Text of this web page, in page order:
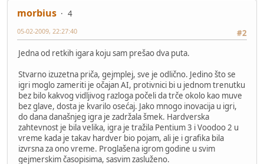
morbius
4
#2
05-02-2009, 22:27:40
Jedna od retkih igara koju sam prešao dva puta.
Stvarno izuzetna priča, gejmplej, sve je odlično. Jedino što se
igri moglo zameriti je očajan AI, protivnici bi u jednom trenutku
bez bilo kakvog vidljivog razloga počeli da trče okolo kao muve
bez glave, dosta je kvarilo osećaj. Jako mnogo inovacija u igri,
do dana današnjeg igra je zadržala šmek. Hardverska
zahtevnost je bila velika, igra je tražila Pentium 3 i Voodoo 2 u
vreme kada je takav hardver bio pojam, ali je i grafika bila
izvrsna za ono vreme. Proglašena igrom godine u svim
gejmerskim časopisima, sasvim zasluženo.